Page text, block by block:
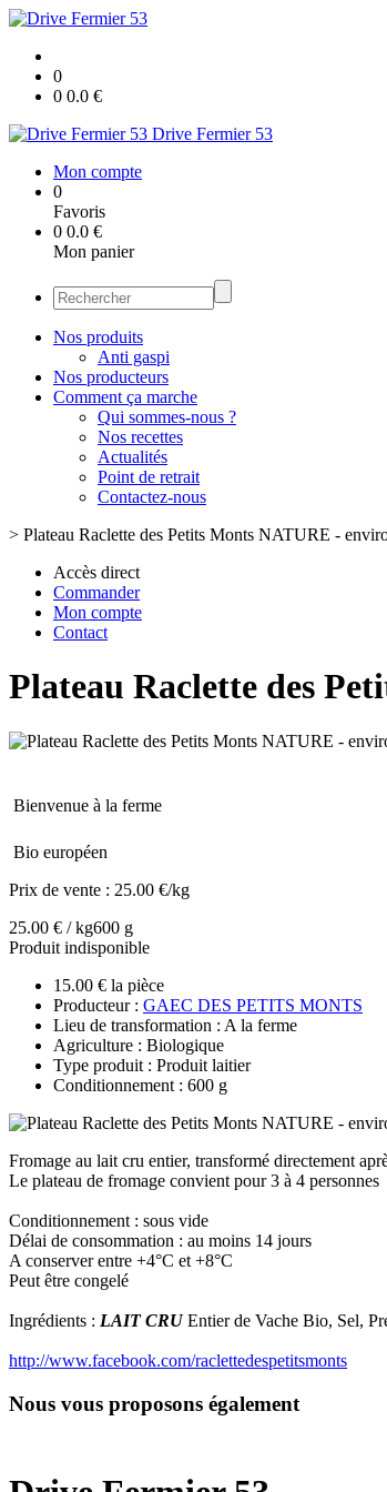
0
0 0.0 €
Drive Fermier 53
Mon compte
0
Favoris
0 0.0 €
Mon panier
Nos produits
Anti gaspi
Nos producteurs
Comment ça marche
Qui sommes-nous ?
Nos recettes
Actualités
Point de retrait
Contactez-nous
> Plateau Raclette des Petits Monts NATURE -
Accès direct
Commander
Mon compte
Contact
Plateau Raclette des
Bienvenue à la ferme
Bio européen
Prix de vente : 25.00 €/kg
25.00 € / kg600 g
Produit indisponible
15.00 € la pièce
Producteur : GAEC DES PETITS MONTS
Lieu de transformation : A la ferme
Agriculture : Biologique
Type produit : Produit laitier
Conditionnement : 600 g
Fromage au lait cru entier, transformé directement
Le plateau de fromage convient pour 3 à 4 personnes
Conditionnement : sous vide
Délai de consommation : au moins 14 jours
A conserver entre +4°C et +8°C
Peut être congelé
Ingrédients : LAIT CRUEntier de Vache Bio, Sel,
http://www.facebook.com/raclettedespetitsmonts
Nous vous proposons également